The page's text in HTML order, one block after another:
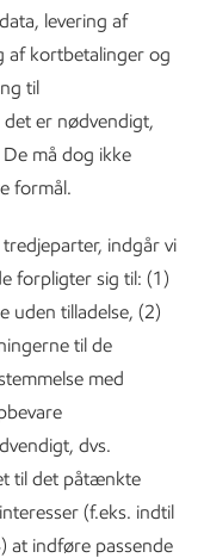
levering af
af kortbetalinger og
til
er nødvendigt,
må dog ikke
formål.
indgår vi
forpligter sig til: (1)
uden tilladelse, (2)
til de
med
dvs.
til det påtænkte
(f.eks. indtil
at indføre passende